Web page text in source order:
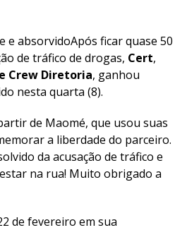
Após ficar quase 50
de tráfico de drogas, Cert,
Crew Diretoria, ganhou
nesta quarta (8).
de Maomé, que usou suas
a liberdade do parceiro.
da acusação de tráfico e
na rua! Muito obrigado a
de fevereiro em sua